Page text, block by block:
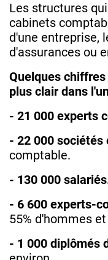
Les structures
cabinets
d'une entreprise,
d'assurances ou
Quelques
plus clair dans
- 21 000 experts
- 22 000
comptable.
- 130 000
- 6 600 experts-
55% d'hommes
- 1 000 diplômés